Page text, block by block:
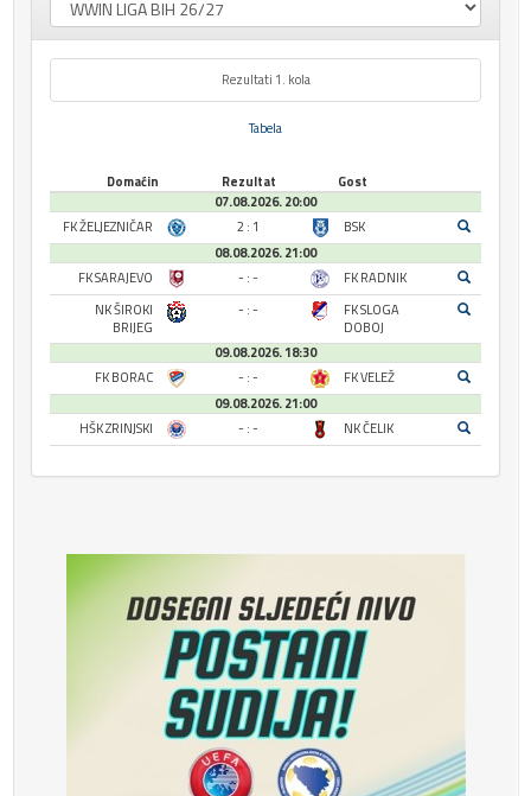
Rezultati 1. kola
Tabela
Domaćin Rezultat
Gost
07.08.2026. 20:00
FK ŽELJEZNIČAR
2 : 1
BSK
08.08.2026. 21:00
FK SARAJEVO
- : -
FK RADNIK
NK ŠIROKI
BRIJEG
- : -
FK SLOGA
DOBOJ
09.08.2026. 18:30
FK BORAC
- : -
FK VELEŽ
09.08.2026. 21:00
HŠK ZRINJSKI
- : - NK ČELIK